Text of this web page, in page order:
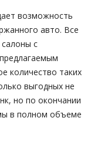
возможность
авто. Все
с
количество таких
выгодных не
но по окончании
в полном объеме